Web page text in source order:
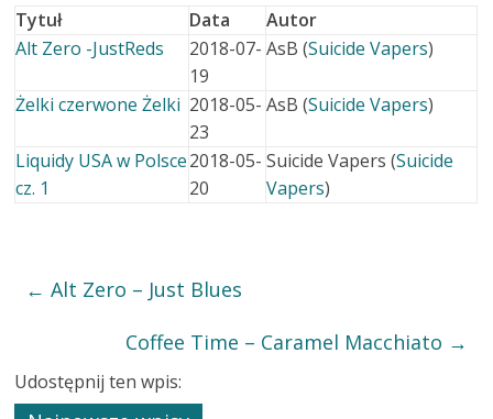
Tytuł Data
Autor
Alt Zero -JustReds
2018-07-
19
AsB (Suicide Vapers)
Żelki czerwone Żelki 2018-05-
23
AsB (Suicide Vapers)
Liquidy USA w Polsce
cz. 1
2018-05-
20
Suicide Vapers (Suicide
Vapers)
← Alt Zero – Just Blues
Coffee Time – Caramel Macchiato →
Udostępnij ten wpis: